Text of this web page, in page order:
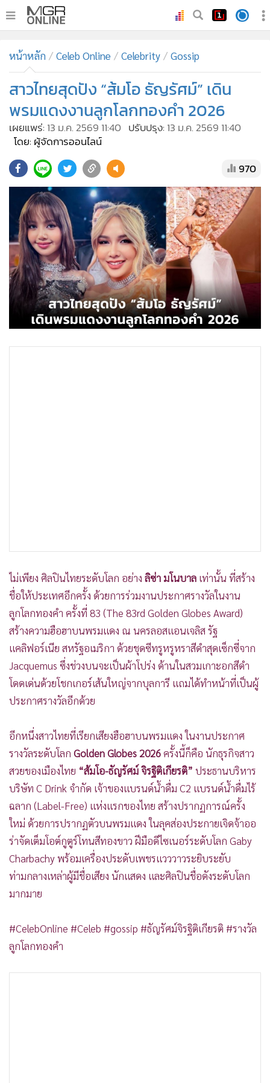
ทันเหตุการณ์
• ภาคใต้
Online Section
บันเทิง
• ผู้จัดการรายวัน
• คอลัมนิสต์
ละคร
CbizReview
Cyber BIZ
• ผู้จัดกวน
• Good health & Well-being
•
Green Innovation & SD
Management & HR
• MGR Live
• Infographic
• เกม
• วิทยาศาสตร์
• SMEs
• หุ้น
• อินโดจีน
• กองทุนรวม
• Celeb Online
• Factcheck
• ญี่ปุ่น
• Gotomanager
หน้าหลัก Celeb Online Celebrity Gossip
สาวไทยสุดปัง “ส้มโอ ธัญรัศม์” เดิน
พรมแดงงานลูกโลกทองคำ 2026
เผยแพร่: 13 ม.ค. 2569 11:40 ปรับปรุง: 13 ม.ค. 2569 11:40
โดย: ผู้จัดการออนไลน์
970
ไม่เพียง ศิลปินไทยระดับโลก อย่าง ลิซ่า มโนบาล เท่านั้น ที่สร้าง
ชื่อให้ประเทศอีกครั้ง ด้วยการร่วมงานประกาศรางวัลในงาน
ลูกโลกทองคำ ครั้งที่ 83 (The 83rd Golden Globes Award)
สร้างความฮือฮาบนพรมแดง ณ นครลอสแอนเจลิส รัฐ
แคลิฟอร์เนีย สหรัฐอเมริกา ด้วยชุดซีทรูหรูหราสีดำสุดเซ็กซี่จาก
Jacquemus ซึ่งช่วงบนจะเป็นผ้าโปร่ง ด้านในสวมเกาะอกสีดำ
โดดเด่นด้วยโชกเกอร์เส้นใหญ่จากบุลการี แถมได้ทำหน้าที่เป็นผู้
ประกาศรางวัลอีกด้วย
อีกหนึ่งสาวไทยที่เรียกเสียงฮือฮาบนพรมแดง ในงานประกาศ
รางวัลระดับโลก Golden Globes 2026ครั้งนี้ก็คือ นักธุรกิจสาว
สวยของเมืองไทย “ส้มโอ-ธัญรัศม์ จิรฐิติเกียรติ” ประธานบริหาร
บริษัท C Drink จำกัด เจ้าของแบรนด์น้ำดื่ม C2 แบรนด์น้ำดื่มไร้
ฉลาก (Label-Free) แห่งแรกของไทย สร้างปรากฏการณ์ครั้ง
ใหม่ ด้วยการปรากฏตัวบนพรมแดง ในลุคส่องประกายเจิดจ้าออ
ร่าจัดเต็มโอต์กูตูร์โทนสีทองขาว ฝีมือดีไซเนอร์ระดับโลก Gaby
Charbachy พร้อมเครื่องประดับเพชรแวววาวระยิบระยับ
ท่ามกลางเหล่าผู้มีชื่อเสียง นักแสดง และศิลปินชื่อดังระดับโลก
มากมาย
#CelebOnline #Celeb #gossip #ธัญรัศม์จิรฐิติเกียรติ #รางวัล
ลูกโลกทองคำ